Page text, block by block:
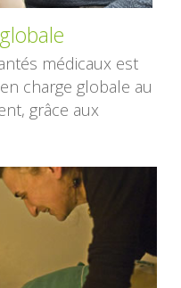
médicaux est
charge globale au
grâce aux